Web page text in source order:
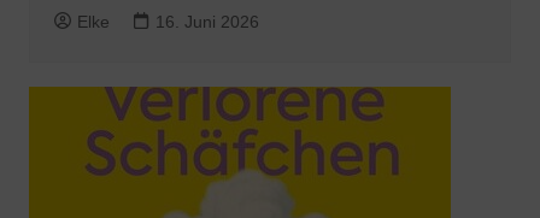
Elke 16. Juni 2026